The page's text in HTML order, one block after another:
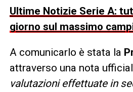
Ultime Notizie Serie A:
giorno sul massimo
A comunicarlo è stata la
attraverso una nota
valutazioni effettuate in